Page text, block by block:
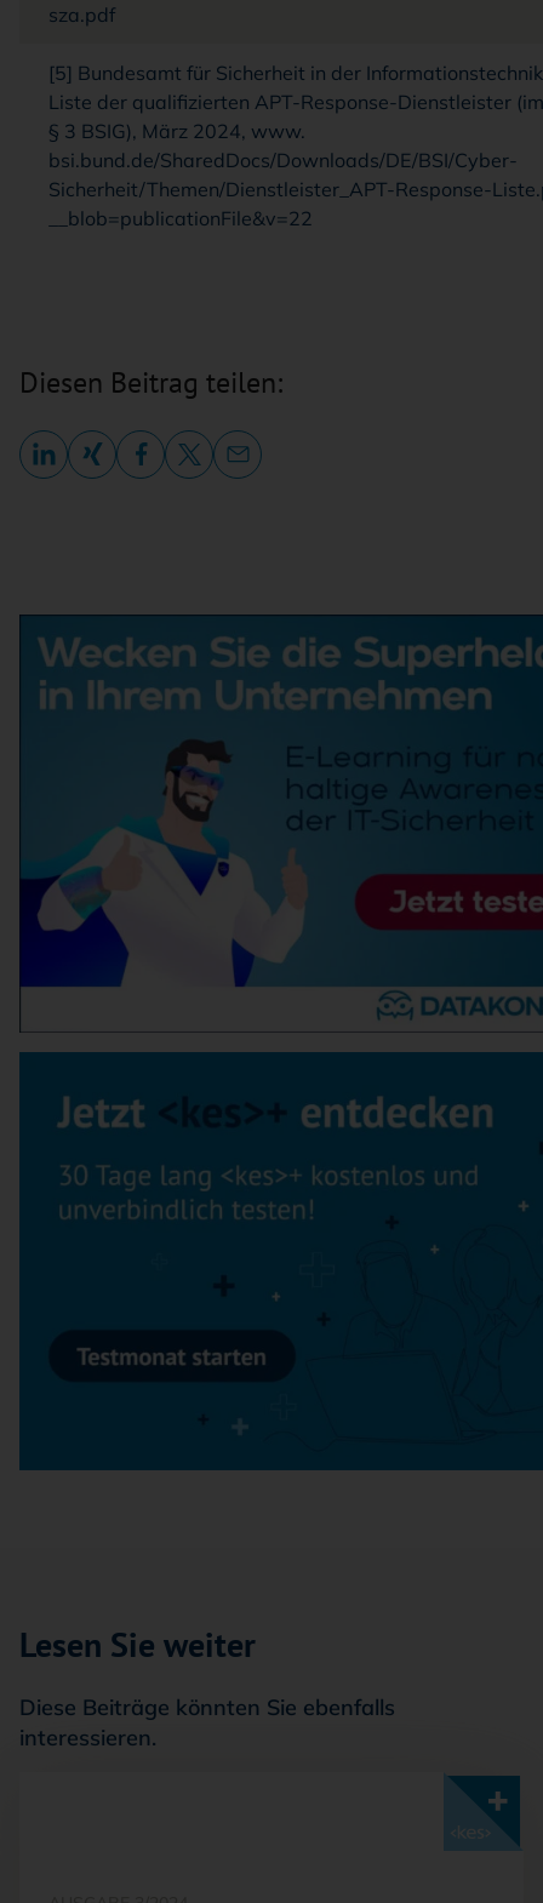
sza.pdf
[5] Bundesamt für Sicherheit in der
Liste der qualifizierten APT-Response-Dienstleister
§ 3 BSIG), März 2024, www.
bsi.bund.de/SharedDocs/Downloads/DE/BSI/Cyber-
Sicherheit/Themen/Dienstleister_APT-Response-
__blob=publicationFile&v=22
Diesen Beitrag teilen:
Lesen Sie weiter
Diese Beiträge könnten Sie ebenfalls
interessieren.